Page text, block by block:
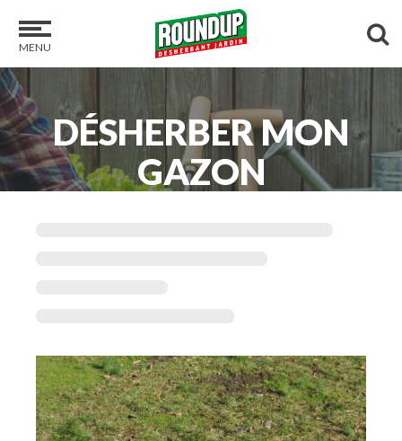
MENU
DÉSHERBER MON
GAZON